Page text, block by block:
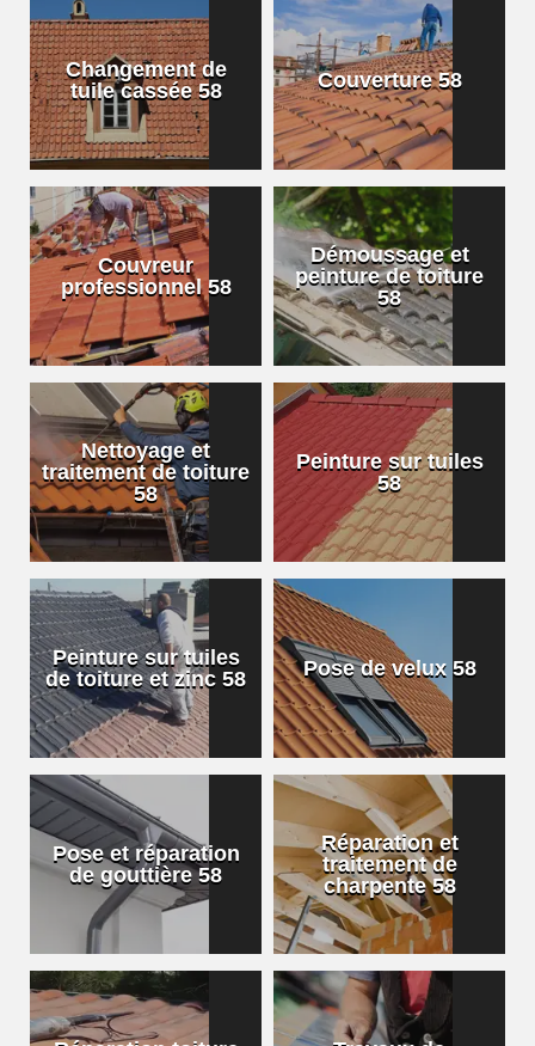
Changement de
tuile cassée 58
Couverture 58
Couvreur
professionnel 58
Démoussage et
peinture de toiture
58
Nettoyage et
traitement de toiture
58
Peinture sur tuiles
58
Peinture sur tuiles
de toiture et zinc 58
Pose de velux 58
Pose et réparation
de gouttière 58
Réparation et
traitement de
charpente 58